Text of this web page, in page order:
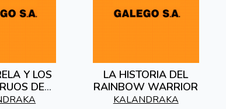
Y LOS
DE
LA HISTORIA DEL
RAINBOW WARRIOR
KALANDRAKA